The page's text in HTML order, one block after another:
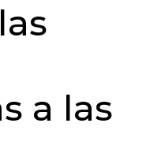
a las